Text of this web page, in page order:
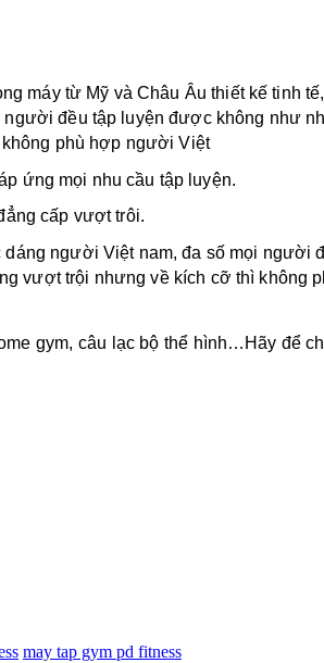
máy từ Mỹ và Châu Âu thiết kế tinh
đều tập luyện được không như
phù hợp người Việt
ứng mọi nhu cầu tập luyện.
cấp vượt trôi.
dáng người Việt nam, đa số mọi
vượt trội nhưng về kích cỡ thì không
gym, câu lạc bộ thể hình…Hãy để
may tap gym pd fitness